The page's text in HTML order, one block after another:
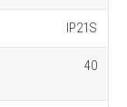
IP21S
40